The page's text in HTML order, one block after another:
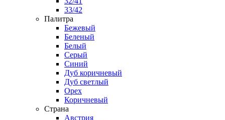
33/42
Палитра
Бежевый
Беленый
Белый
Серый
Синий
Дуб коричневый
Дуб светлый
Орех
Коричневый
Страна
Австрия